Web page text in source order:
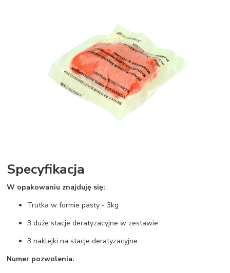
Specyfikacja
W opakowaniu znajduję się:
Trutka w formie pasty - 3kg
3 duże stacje deratyzacyjne w zestawie
3 naklejki na stacje deratyzacyjne
Numer pozwolenia: